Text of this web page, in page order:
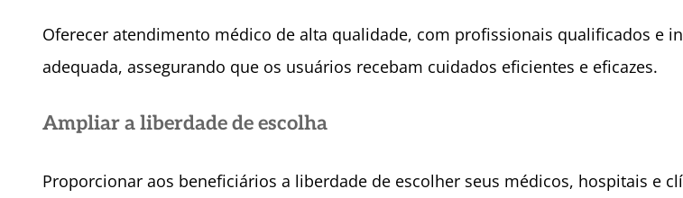
Oferecer atendimento médico de alta qualidade, com profissionais qualificados e
adequada, assegurando que os usuários recebam cuidados eficientes e eficazes.
Ampliar a liberdade de escolha
Proporcionar aos beneficiários a liberdade de escolher seus médicos, hospitais e